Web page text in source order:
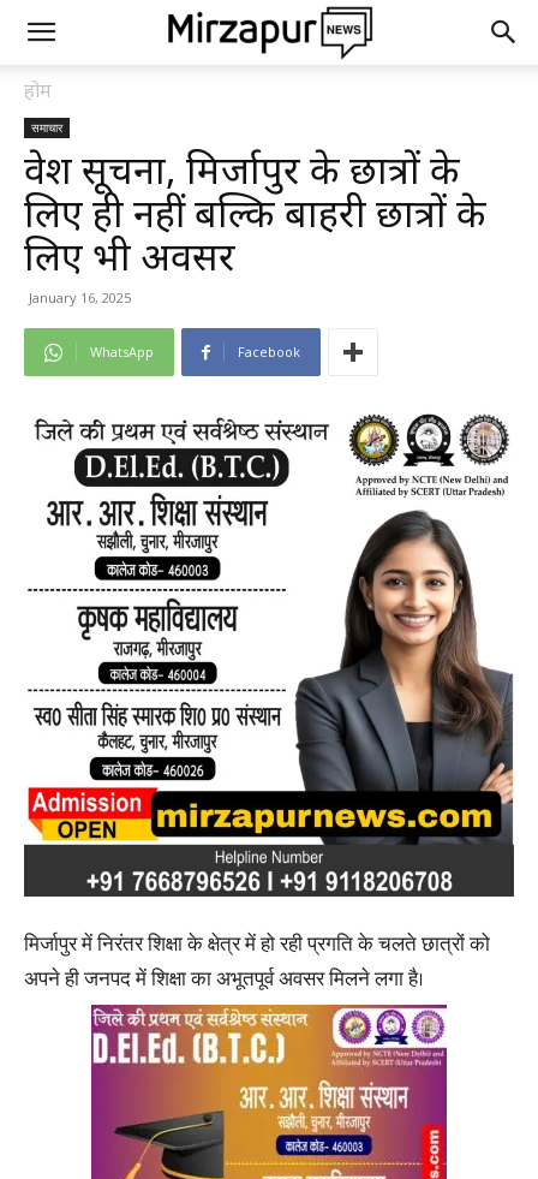
होम
समाचार
प्रवेश सूचना, मिर्जापुर के छात्रों के
लिए ही नहीं बल्कि बाहरी छात्रों के
लिए भी अवसर
January 16, 2025
WhatsApp Facebook
मिर्जापुर में निरंतर शिक्षा के क्षेत्र में हो रही प्रगति के चलते छात्रों को
अपने ही जनपद में शिक्षा का अभूतपूर्व अवसर मिलने लगा है।